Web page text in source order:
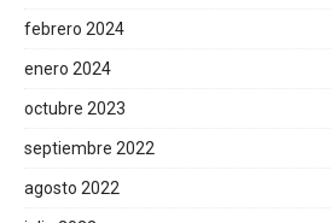
febrero 2024
enero 2024
octubre 2023
septiembre 2022
agosto 2022